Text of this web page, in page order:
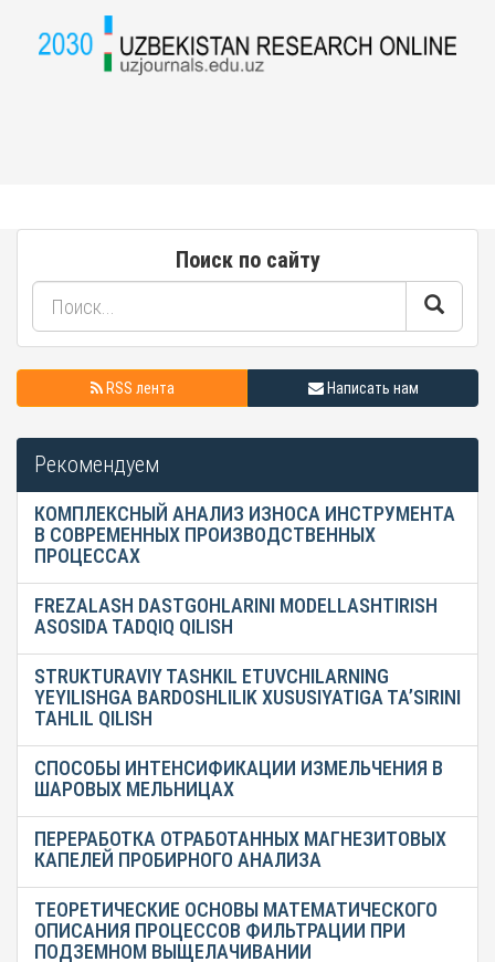
Поиск по сайту
RSS лента Написать нам
Рекомендуем
КОМПЛЕКСНЫЙ АНАЛИЗ ИЗНОСА ИНСТРУМЕНТА
В СОВРЕМЕННЫХ ПРОИЗВОДСТВЕННЫХ
ПРОЦЕССАХ
FREZALASH DASTGOHLARINI MODELLASHTIRISH
ASOSIDA TADQIQ QILISH
STRUKTURAVIY TASHKIL ETUVCHILARNING
YEYILISHGA BARDOSHLILIK XUSUSIYATIGA TA’SIRINI
TAHLIL QILISH
СПОСОБЫ ИНТЕНСИФИКАЦИИ ИЗМЕЛЬЧЕНИЯ В
ШАРОВЫХ МЕЛЬНИЦАХ
ПЕРЕРАБОТКА ОТРАБОТАННЫХ МАГНЕЗИТОВЫХ
КАПЕЛЕЙ ПРОБИРНОГО АНАЛИЗА
ТЕОРЕТИЧЕСКИЕ ОСНОВЫ МАТЕМАТИЧЕСКОГО
ОПИСАНИЯ ПРОЦЕССОВ ФИЛЬТРАЦИИ ПРИ
ПОДЗЕМНОМ ВЫЩЕЛАЧИВАНИИ